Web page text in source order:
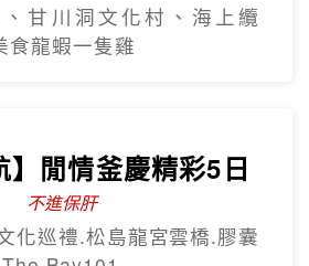
甘川洞文化村、海上纜
食龍蝦一隻雞
】閒情釜慶精彩5日
不進保肝
化巡禮.松島龍宮雲橋.膠囊